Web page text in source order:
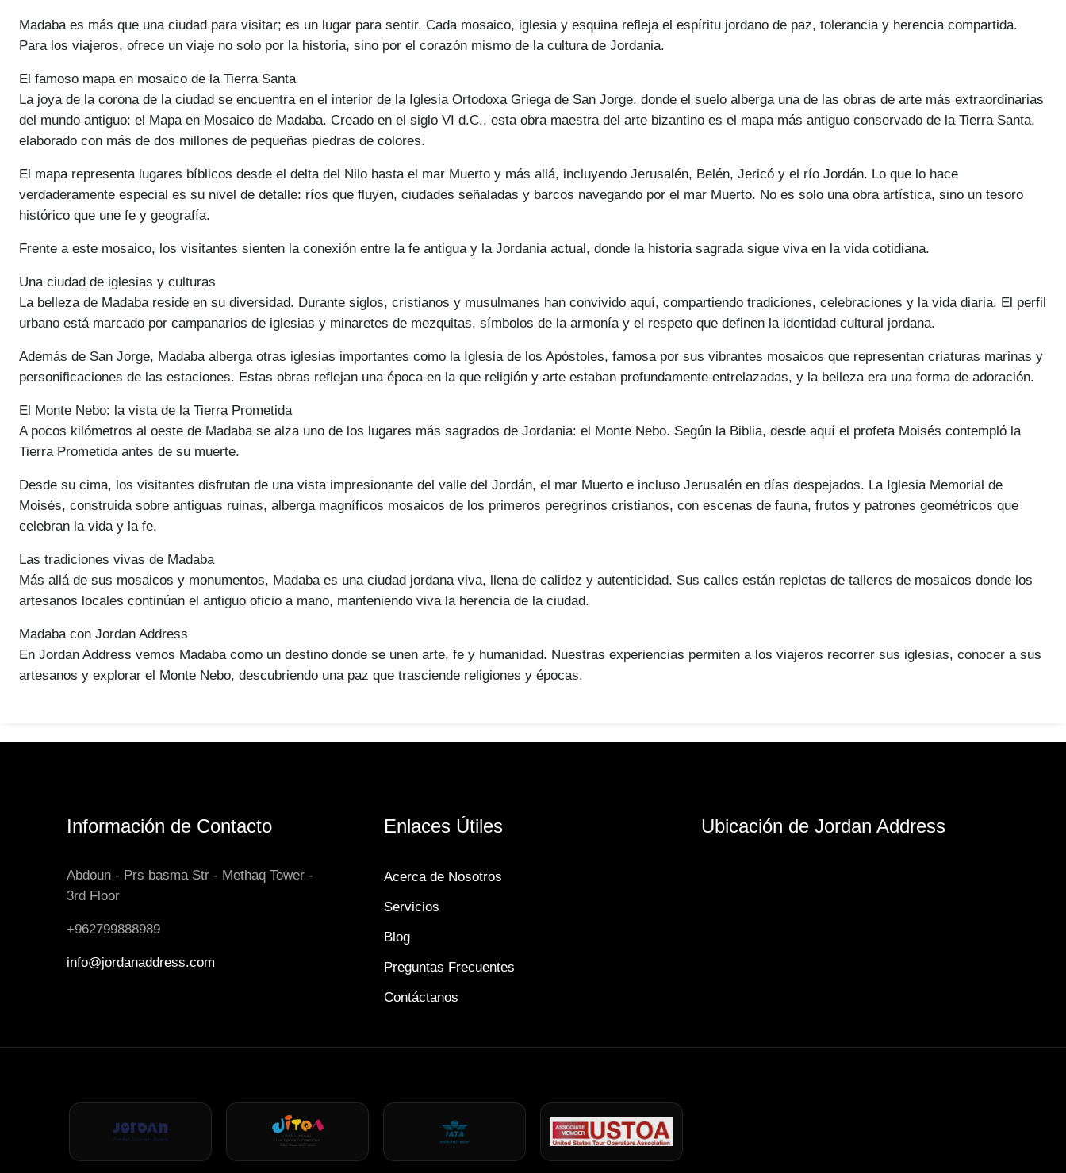
Madaba es más que una ciudad para visitar; es un lugar para sentir. Cada mosaico, iglesia y esquina refleja el espíritu jordano de paz, tolerancia y herencia compartida.
Para los viajeros, ofrece un viaje no solo por la historia, sino por el corazón mismo de la cultura de Jordania.
El famoso mapa en mosaico de la Tierra Santa
La joya de la corona de la ciudad se encuentra en el interior de la Iglesia Ortodoxa Griega de San Jorge, donde el suelo alberga una de las obras de arte más extraordinarias
del mundo antiguo: el Mapa en Mosaico de Madaba. Creado en el siglo VI d.C., esta obra maestra del arte bizantino es el mapa más antiguo conservado de la Tierra Santa,
elaborado con más de dos millones de pequeñas piedras de colores.
El mapa representa lugares bíblicos desde el delta del Nilo hasta el mar Muerto y más allá, incluyendo Jerusalén, Belén, Jericó y el río Jordán. Lo que lo hace
verdaderamente especial es su nivel de detalle: ríos que fluyen, ciudades señaladas y barcos navegando por el mar Muerto. No es solo una obra artística, sino un tesoro
histórico que une fe y geografía.
Frente a este mosaico, los visitantes sienten la conexión entre la fe antigua y la Jordania actual, donde la historia sagrada sigue viva en la vida cotidiana.
Una ciudad de iglesias y culturas
La belleza de Madaba reside en su diversidad. Durante siglos, cristianos y musulmanes han convivido aquí, compartiendo tradiciones, celebraciones y la vida diaria. El perfil
urbano está marcado por campanarios de iglesias y minaretes de mezquitas, símbolos de la armonía y el respeto que definen la identidad cultural jordana.
Además de San Jorge, Madaba alberga otras iglesias importantes como la Iglesia de los Apóstoles, famosa por sus vibrantes mosaicos que representan criaturas marinas y
personificaciones de las estaciones. Estas obras reflejan una época en la que religión y arte estaban profundamente entrelazadas, y la belleza era una forma de adoración.
El Monte Nebo: la vista de la Tierra Prometida
A pocos kilómetros al oeste de Madaba se alza uno de los lugares más sagrados de Jordania: el Monte Nebo. Según la Biblia, desde aquí el profeta Moisés contempló la
Tierra Prometida antes de su muerte.
Desde su cima, los visitantes disfrutan de una vista impresionante del valle del Jordán, el mar Muerto e incluso Jerusalén en días despejados. La Iglesia Memorial de
Moisés, construida sobre antiguas ruinas, alberga magníficos mosaicos de los primeros peregrinos cristianos, con escenas de fauna, frutos y patrones geométricos que
celebran la vida y la fe.
Las tradiciones vivas de Madaba
Más allá de sus mosaicos y monumentos, Madaba es una ciudad jordana viva, llena de calidez y autenticidad. Sus calles están repletas de talleres de mosaicos donde los
artesanos locales continúan el antiguo oficio a mano, manteniendo viva la herencia de la ciudad.
Madaba con Jordan Address
En Jordan Address vemos Madaba como un destino donde se unen arte, fe y humanidad. Nuestras experiencias permiten a los viajeros recorrer sus iglesias, conocer a sus
artesanos y explorar el Monte Nebo, descubriendo una paz que trasciende religiones y épocas.
Información de Contacto
Abdoun - Prs basma Str - Methaq Tower -
3rd Floor
+962799888989
info@jordanaddress.com
Enlaces Útiles
Acerca de Nosotros
Servicios
Blog
Preguntas Frecuentes
Contáctanos
Ubicación de Jordan Address